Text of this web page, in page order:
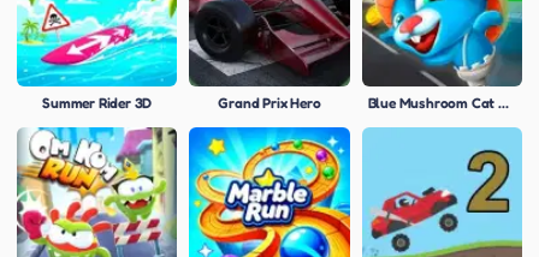
Summer Rider 3D Grand Prix Hero Blue Mushroom Cat Run